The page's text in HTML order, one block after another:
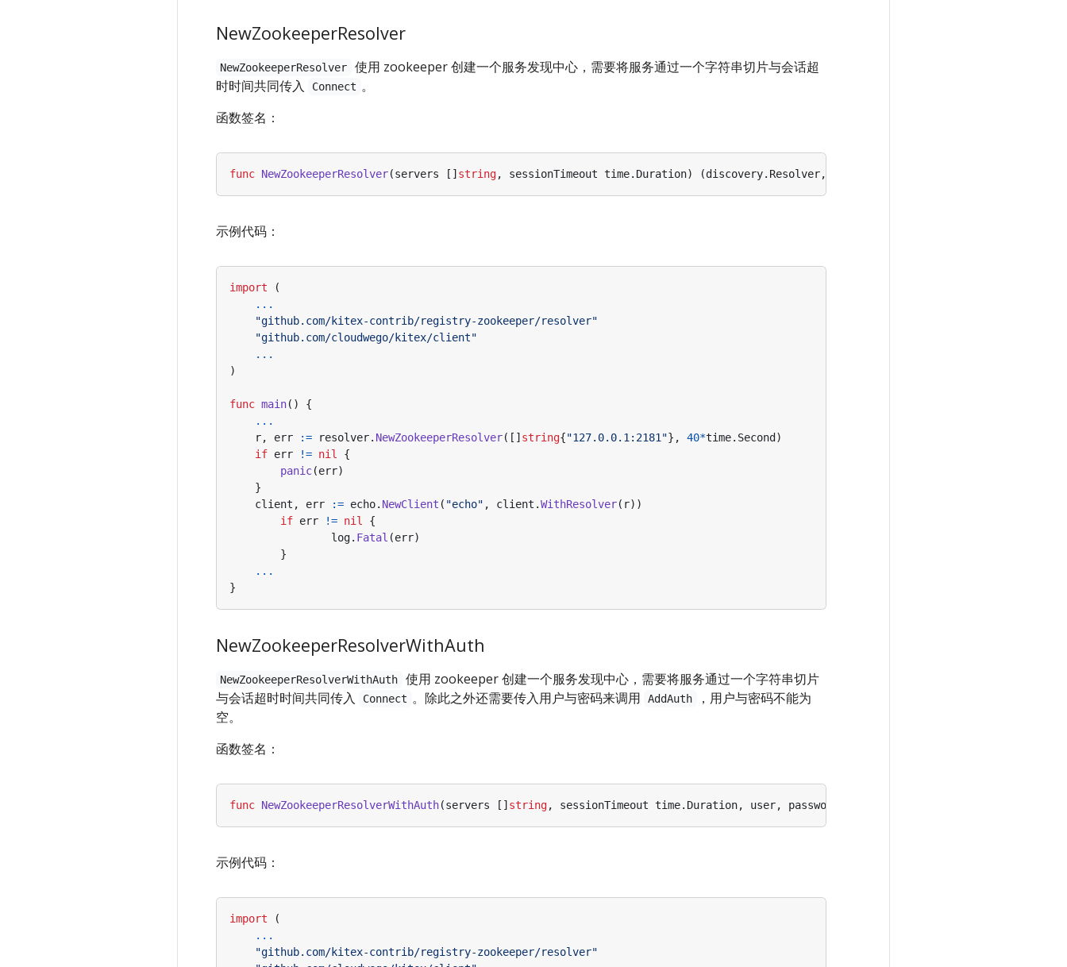
NewZookeeperResolver
NewZookeeperResolver
使用 zookeeper 创建一个服务发现中心，需要将服务通过一个字符串切片与会话超
时时间共同传入
Connect 。
函数签名：
func NewZookeeperResolver(servers [] string, sessionTimeout time. Duration) (discovery. Resolver,
示例代码：
import
(
...
"github.com/kitex-contrib/registry-zookeeper/resolver"
"github.com/cloudwego/kitex/client"
...
)
func main()
{
...
r, err := resolver. NewZookeeperResolver([] string{"127.0.0.1:2181"}, 40*time. Second )
if err != nil
{
panic(err)
}
client , err := echo. NewClient ( "echo" , client .WithResolver( r))
if err != nil
{
log. Fatal (err)
}
...
}
NewZookeeperResolverWithAuth
NewZookeeperResolverWithAuth
使用 zookeeper 创建一个服务发现中心，需要将服务通过一个字符串切片
与会话超时时间共同传入
Connect 。除此之外还需要传入用户与密码来调用 AddAuth
，用户与密码不能为
空。
函数签名：
func NewZookeeperResolverWithAuth(servers [] string, sessionTimeout time. Duration, user, password
示例代码：
import
(
...
"github.com/kitex-contrib/registry-zookeeper/resolver"